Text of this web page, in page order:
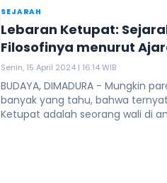
SEJARAH
Lebaran Ketupat:
Filosofinya menurut
Senin, 15 April 2024 | 16:14 WIB
BUDAYA, DIMADURA - Mungkin
banyak yang tahu, bahwa
Ketupat adalah seorang wali di